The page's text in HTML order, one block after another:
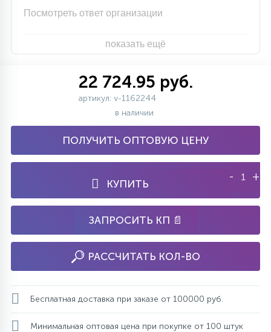
Посмотреть ответ организации
показать ещё
22 724.95 руб.
артикул: v-1162244
в наличии
ПОЛУЧИТЬ ОПТОВУЮ ЦЕНУ
КУПИТЬ
- +
ЗАПРОСИТЬ КП 📄
РАССЧИТАТЬ КОЛ-ВО
Бесплатная доставка при заказе от 100000 руб.
Минимальная оптовая цена при покупке от 100 штук